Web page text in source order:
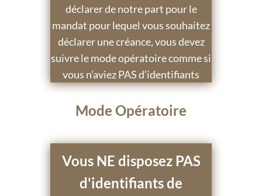
déclarer de notre part pour le
mandat pour lequel vous souhaitez
déclarer une créance, vous devez
suivre le mode opératoire comme si
vous n’aviez PAS d’identifiants
Mode Opératoire
Vous NE disposez PAS
d'identifiants de